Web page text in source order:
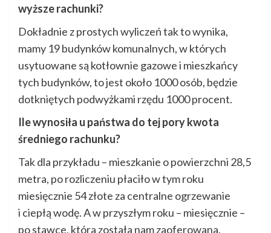
wyższe rachunki?
Dokładnie z prostych wyliczeń tak to wynika,
mamy 19 budynków komunalnych, w których
usytuowane są kotłownie gazowe i mieszkańcy
tych budynków, to jest około 1000 osób, będzie
dotkniętych podwyżkami rzędu 1000 procent.
Ile wynosiła u państwa do tej pory kwota
średniego rachunku?
Tak dla przykładu – mieszkanie o powierzchni 28,5
metra, po rozliczeniu płaciło w tym roku
miesięcznie 54 złote za centralne ogrzewanie
i ciepłą wodę. A w przyszłym roku – miesięcznie –
po stawce, która została nam zaoferowana,